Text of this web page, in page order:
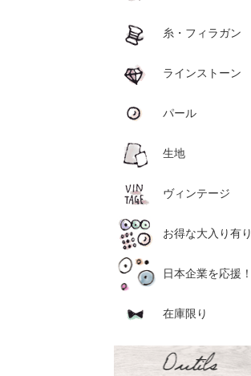
糸・フィラガン
ラインストーン
パール
生地
ヴィンテージ
お得な大入り有り
日本企業を応援！
在庫限り